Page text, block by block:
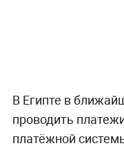
В Египте в
проводить
платёжной